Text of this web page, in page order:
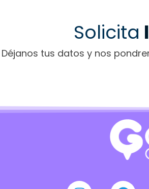
Solicita
Déjanos tus datos y nos